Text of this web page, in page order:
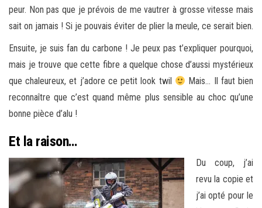
peur. Non pas que je prévois de me vautrer à grosse vitesse mais
sait on jamais ! Si je pouvais éviter de plier la meule, ce serait bien.
Ensuite, je suis fan du carbone ! Je peux pas t’expliquer pourquoi,
mais je trouve que cette fibre a quelque chose d’aussi mystérieux
que chaleureux, et j’adore ce petit look twil
Mais… Il faut bien
reconnaître que c’est quand même plus sensible au choc qu’une
bonne pièce d’alu !
Et la raison…
Du coup, j’ai
revu la copie et
j’ai opté pour le